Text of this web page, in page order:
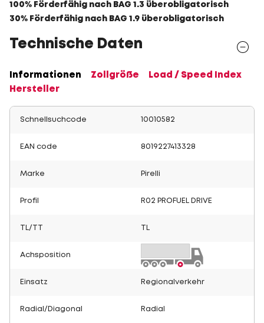
100% Förderfähig nach BAG 1.3 überobligatorisch
30% Förderfähig nach BAG 1.9 überobligatorisch
Technische Daten
Informationen Zollgröße
Load / Speed Index
Hersteller
Schnellsuchcode 10010582
EAN code 8019227413328
Marke Pirelli
Profil R02 PROFUEL DRIVE
TL/TT
Achsposition
Einsatz Regionalverkehr
Radial/Diagonal Radial